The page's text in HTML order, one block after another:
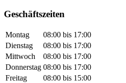
Geschäftszeiten
Montag
08:00 bis 17:00
Dienstag
08:00 bis 17:00
Mittwoch
08:00 bis 17:00
Donnerstag 08:00 bis 17:00
Freitag
08:00 bis 15:00